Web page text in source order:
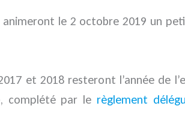
animeront le 2 octobre 2019 un
et 2018 resteront l’année de
, complété par le règlement